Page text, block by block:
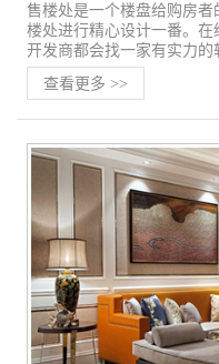
售楼处是一个楼盘给购房
楼处进行精心设计一番。在
开发商都会找一家有实力的
查看更多 >>